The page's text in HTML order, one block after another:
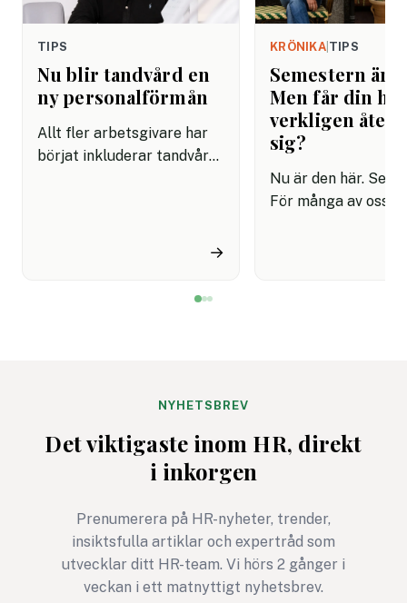
TIPS
Nu blir tandvård en
ny personalförmån
Allt fler arbetsgivare har
börjat inkluderar tandvård i
→
KRÖNIKA| TIPS
Semestern är
Men får din
verkligen
sig?
Nu är den här.
För många av oss
NYHETSBREV
Det viktigaste inom HR, direkt
i inkorgen
Prenumerera på HR-nyheter, trender,
insiktsfulla artiklar och expertråd som
utvecklar ditt HR-team. Vi hörs 2 gånger i
veckan i ett matnyttigt nyhetsbrev.